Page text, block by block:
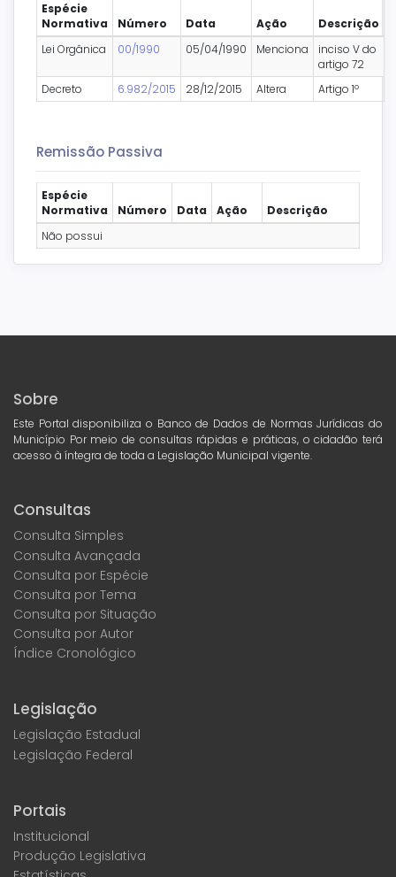
Espécie
Normativa
Número Data Ação
Descrição
Lei Orgânica
00/1990 05/04/1990 Menciona
inciso V do
artigo 72
Decreto
6.982/2015 28/12/2015 Altera Artigo 1º
Remissão Passiva
Espécie
Normativa
Número Data Ação
Descrição
Não possui
Sobre
Este Portal disponibiliza o Banco de Dados de Normas Jurídicas do
Município Por meio de consultas rápidas e práticas, o cidadão terá
acesso à íntegra de toda a Legislação Municipal vigente.
Consultas
Consulta Simples
Consulta Avançada
Consulta por Espécie
Consulta por Tema
Consulta por Situação
Consulta por Autor
Índice Cronológico
Legislação
Legislação Estadual
Legislação Federal
Portais
Institucional
Produção Legislativa